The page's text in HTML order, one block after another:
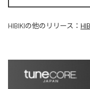
HIBIKIの他のリリース：